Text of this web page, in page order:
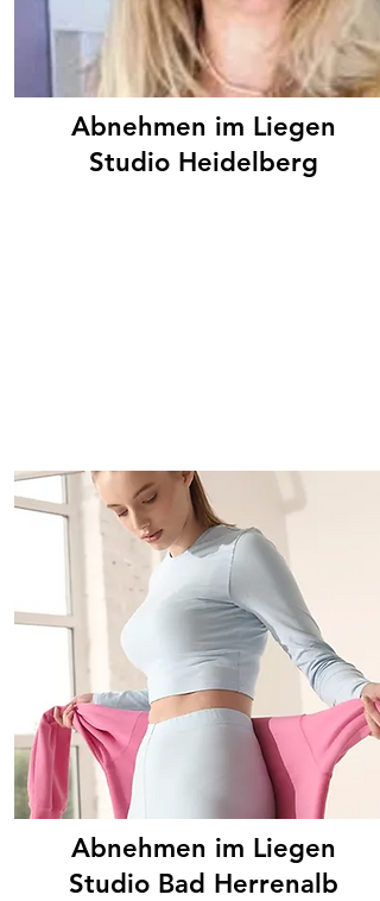
Abnehmen im Liegen
Studio Heidelberg
Abnehmen im Liegen
Studio Bad Herrenalb